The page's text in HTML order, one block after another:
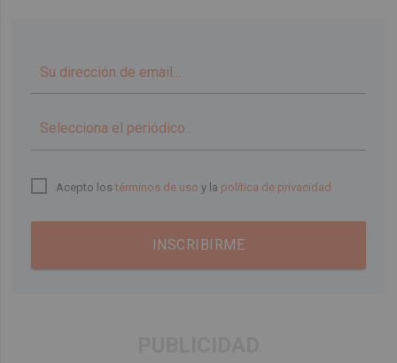
Acepto lostérminos de uso y la política de privacidad
INSCRIBIRME